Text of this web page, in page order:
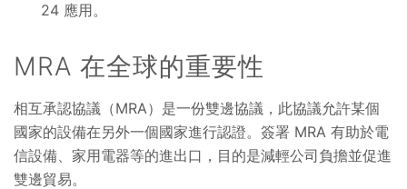
24 應用。
MRA 在全球的重要性
相互承認協議（MRA）是一份雙邊協議，此協議允許某個
國家的設備在另外一個國家進行認證。簽署 MRA 有助於電
信設備、家用電器等的進出口，目的是減輕公司負擔並促進
雙邊貿易。